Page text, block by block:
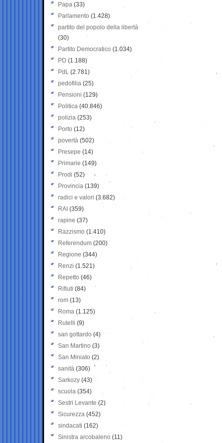
Papa (33)
Parlamento (1.428)
partito del popolo della libertà
(30)
Partito Democratico (1.034)
PD (1.188)
PdL (2.781)
pedofilia (25)
Pensioni (129)
Politica (40.846)
polizia (253)
Porto (12)
povertà (502)
Presepe (14)
Primarie (149)
Prodi (52)
Provincia (139)
radici e valori (3.682)
RAI (359)
rapine (37)
Razzismo (1.410)
Referendum (200)
Regione (344)
Renzi (1.521)
Repetto (46)
Rifiuti (84)
rom (13)
Roma (1.125)
Rutelli (9)
san gottardo (4)
San Martino (3)
San Miniato (2)
sanità (306)
Sarkozy (43)
scuola (354)
Sestri Levante (2)
Sicurezza (452)
sindacati (162)
Sinistra arcobaleno (11)